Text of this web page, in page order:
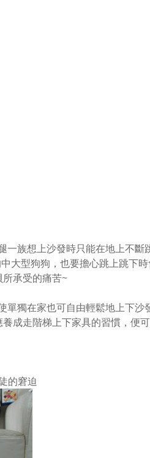
族想上沙發時只能在地上不斷
大型狗狗，也要擔心跳上跳下
承受的痛苦~
單獨在家也可自由輕鬆地上下沙
成走階梯上下家具的習慣，便
的窘迫